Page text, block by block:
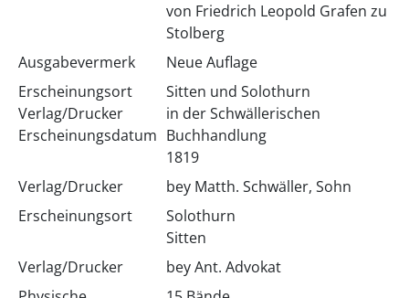
von Friedrich Leopold Grafen zu
Stolberg
Ausgabevermerk
Neue Auflage
Erscheinungsort
Verlag/Drucker
Erscheinungsdatum
Sitten und Solothurn
in der Schwällerischen
Buchhandlung
1819
Verlag/Drucker
bey Matth. Schwäller, Sohn
Erscheinungsort
Solothurn
Sitten
Verlag/Drucker
bey Ant. Advokat